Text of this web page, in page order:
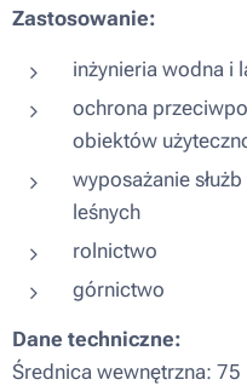
Zastosowanie:
inżynieria wodna i
ochrona
obiektów
wyposażanie
leśnych
rolnictwo
górnictwo
Dane techniczne:
Średnica wewnętrzna: 75